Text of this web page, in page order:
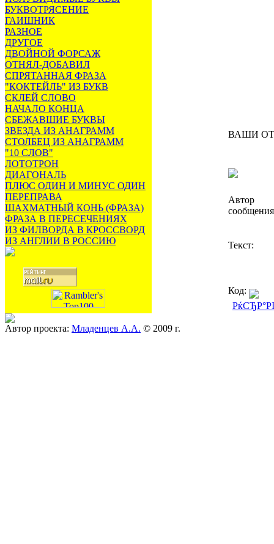
БУКВОТРЯСЕНИЕ
ГАИШНИК
РАЗНОЕ
ДРУГОЕ
ДВОЙНОЙ ФОРСАЖ
ОТНЯЛ-ДОБАВИЛ
СПРЯТАННАЯ ФРАЗА
"КОКТЕЙЛЬ" ИЗ БУКВ
СКЛЕЙ СЛОВО
НАЧАЛО КОНЦА
СБЕЖАВШИЕ БУКВЫ
ЗВЕЗДА ИЗ АНАГРАММ
СТОЛБЕЦ ИЗ АНАГРАММ
"10 СЛОВ"
ЛОТОТРОН
ДИАГОНАЛЬ
ПЛЮС ОДИН И МИНУС ОДИН
ПЕРЕПРАВА
ШАХМАТНЫЙ КОНЬ (ФРАЗА)
ФРАЗА В ПЕРЕСЕЧЕНИЯХ
ИЗ ФИЛВОРДА В КРОССВОРД
ИЗ АНГЛИИ В РОССИЮ
ВАШИ
Автор
Текст:
Код:
Автор проекта: Младенцев А.А. © 2009 г.